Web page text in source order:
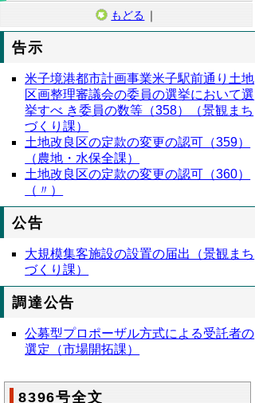
もどる ｜
告示
米子境港都市計画事業米子駅前通り土地
区画整理審議会の委員の選挙において選
挙すべ き委員の数等（358）（景観まち
づくり課）
土地改良区の定款の変更の認可（359）
（農地・水保全課）
土地改良区の定款の変更の認可（360）
（〃）
公告
大規模集客施設の設置の届出（景観まち
づくり課）
調達公告
公募型プロポーザル方式による受託者の
選定（市場開拓課）
8396号全文